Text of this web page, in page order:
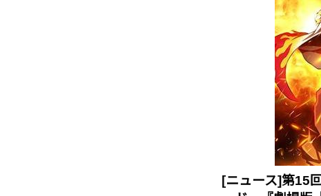
[ニュース]第15